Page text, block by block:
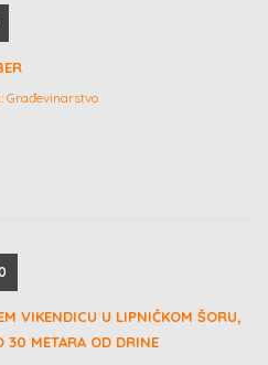
Građevinarstvo
VIKENDICU U LIPNIČKOM ŠORU,
30 METARA OD DRINE